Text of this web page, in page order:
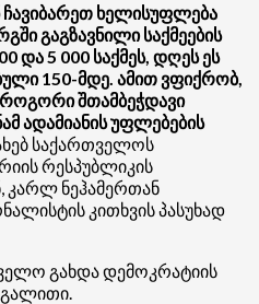
ჩავიბარეთ ხელისუფლება
გაგზავნილი საქმეების
და 5 000 საქმეს, დღეს ეს
150-მდე. ამით ვფიქრობ,
შთამბეჭდავი
ადამიანის უფლებების
საქართველოს
რესპუბლიკის
ნეჰამერთან
კითხვის პასუხად
გახდა დემოკრატიის